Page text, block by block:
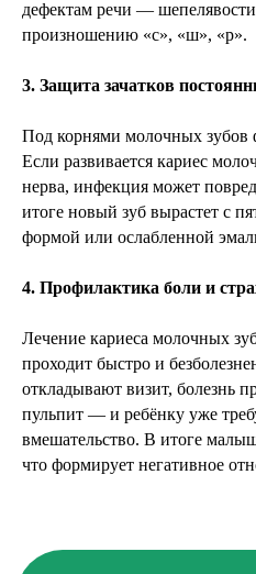
дефектам речи —
произношению «с», «ш», «р».
3. Защита зачатков
Под корнями молочных зубов
Если развивается кариес
нерва, инфекция может
итоге новый зуб вырастет с
формой или ослабленной
4. Профилактика боли и
Лечение кариеса молочных
проходит быстро и
откладывают визит, болезнь
пульпит — и ребёнку уже
вмешательство. В итоге
что формирует негативное